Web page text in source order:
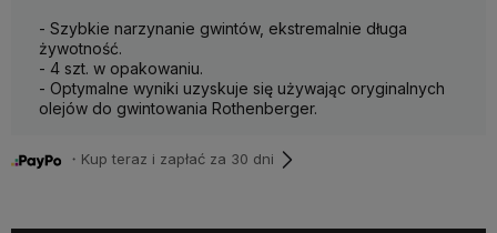
- Szybkie narzynanie gwintów, ekstremalnie długa
żywotność.
- 4 szt. w opakowaniu.
- Optymalne wyniki uzyskuje się używając oryginalnych
olejów do gwintowania Rothenberger.
・Kup teraz i zapłać za 30 dni